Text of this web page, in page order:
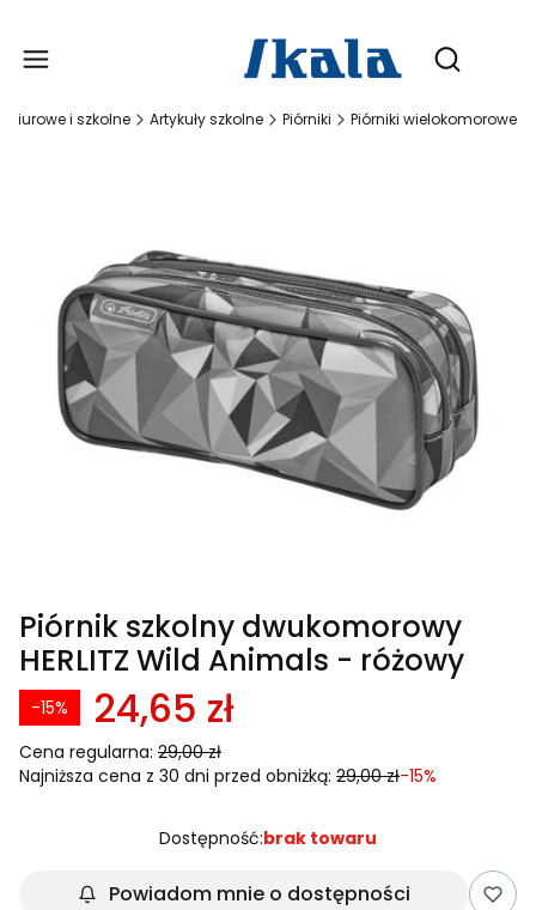
Otwórz
Biurowe i szkolne Artykuły szkolne Piórniki Piórniki wielokomorowe
Piórnik szkolny dwukomorowy
HERLITZ Wild Animals - różowy
24,65 zł
Cena regularna: 29,00 zł
-15%
Najniższa cena z 30 dni przed obniżką: 29,00 zł-15%
Dostępność:brak towaru
Powiadom mnie o dostępności